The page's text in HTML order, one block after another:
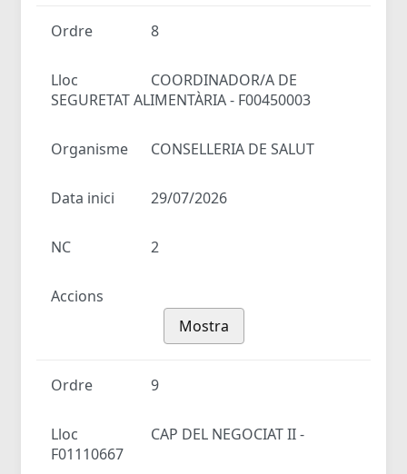
Ordre 8
Lloc
COORDINADOR/A DE
SEGURETAT ALIMENTÀRIA - F00450003
Organisme CONSELLERIA DE SALUT
Data inici 29/07/2026
NC 2
Accions
Mostra
Ordre 9
Lloc
CAP DEL NEGOCIAT II -
F01110667